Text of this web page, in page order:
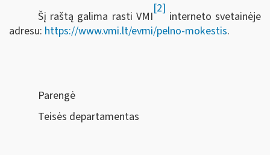
Šį raštą galima rasti VMI
[2]
interneto svetainėje
adresu: https://www.vmi.lt/evmi/pelno-mokestis.
Parengė
Teisės departamentas